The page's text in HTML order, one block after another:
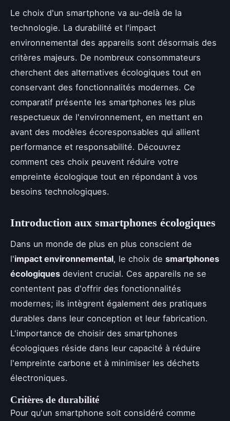
Le choix d'un smartphone va au-delà de la
technologie. La durabilité et l'impact
environnemental des appareils sont désormais des
critères majeurs. De nombreux consommateurs
cherchent des alternatives écologiques tout en
conservant des fonctionnalités modernes. Ce
comparatif présente les smartphones les plus
respectueux de l'environnement, en mettant en
avant des modèles écoresponsables qui allient
performance et responsabilité. Découvrez
comment ces choix peuvent réduire votre
empreinte écologique tout en répondant à vos
besoins technologiques.
Introduction aux smartphones écologiques
Dans un monde de plus en plus conscient de
l'impact environnemental, le choix de smartphones
écologiques devient crucial. Ces appareils ne se
contentent pas d'offrir des fonctionnalités
modernes; ils intègrent également des pratiques
durables dans leur conception et leur fabrication.
L'importance de choisir des smartphones
écologiques réside dans leur capacité à réduire
l'empreinte carbone et à minimiser les déchets
électroniques.
Critères de durabilité
Pour qu'un smartphone soit considéré comme